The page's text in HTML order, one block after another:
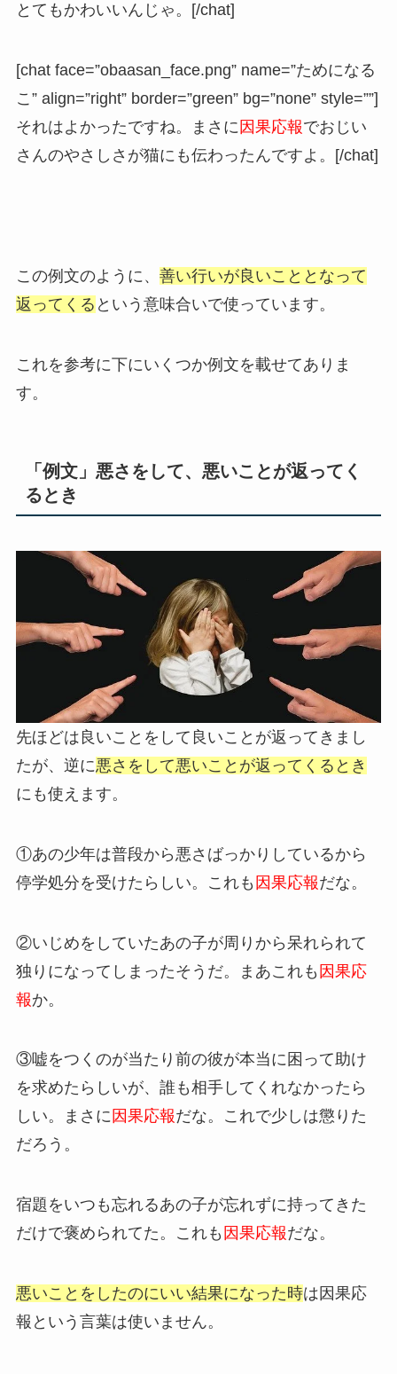
とてもかわいいんじゃ。[/chat]
[chat face=”obaasan_face.png” name=”ためになる
こ” align=”right” border=”green” bg=”none” style=””]
それはよかったですね。まさに 因果応報でおじい
さんのやさしさが猫にも伝わったんですよ。[/chat]
この例文のように、 善い行いが良いこととなって
返ってくる という意味合いで使っています。
これを参考に下にいくつか例文を載せてありま
す。
「例文」悪さをして、悪いことが返ってく
るとき
先ほどは良いことをして良いことが返ってきまし
たが、逆に悪さをして悪いことが返ってくるとき
にも使えます。
①あの少年は普段から悪さばっかりしているから
停学処分を受けたらしい。これも 因果応報だな。
②いじめをしていたあの子が周りから呆れられて
独りになってしまったそうだ。まあこれも 因果応
報か。
③嘘をつくのが当たり前の彼が本当に困って助け
を求めたらしいが、誰も相手してくれなかったら
しい。まさに 因果応報だな。これで少しは懲りた
だろう。
宿題をいつも忘れるあの子が忘れずに持ってきた
だけで褒められてた。これも 因果応報だな。
悪いことをしたのにいい結果になった時は因果応
報という言葉は使いません。